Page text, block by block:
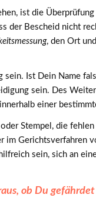
ist die
der Bescheid nicht
, den Ort
sein. Ist Dein Name
sein. Des
einer
Stempel, die
im Gerichtsverfahren
sein, sich an
ob Du